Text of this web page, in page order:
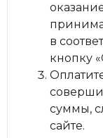
в
кнопку
суммы,
сайте.